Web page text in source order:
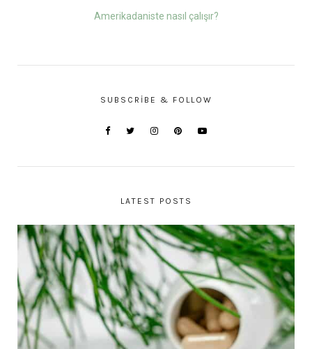
Amerikadaniste nasıl çalışır?
SUBSCRIBE & FOLLOW
LATEST POSTS